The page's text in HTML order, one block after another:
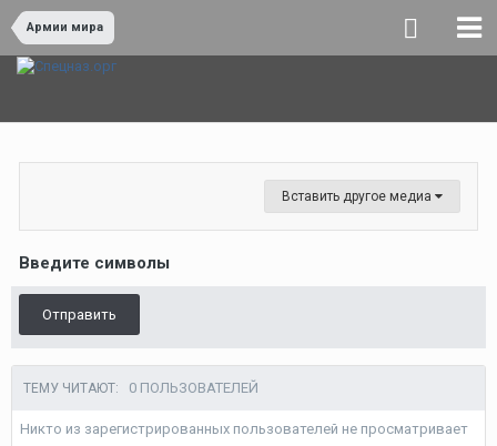
Армии мира
Вставить другое медиа
Введите символы
Отправить
ТЕМУ ЧИТАЮТ: 0 ПОЛЬЗОВАТЕЛЕЙ
Никто из зарегистрированных пользователей не просматривает